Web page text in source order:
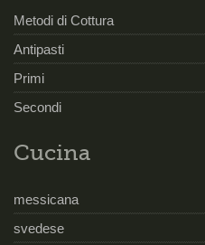
Metodi di Cottura
Antipasti
Primi
Secondi
Cucina
messicana
svedese